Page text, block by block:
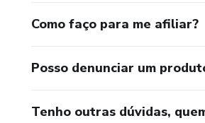
Como faço para me afiliar?
Posso denunciar um
Tenho outras dúvidas,